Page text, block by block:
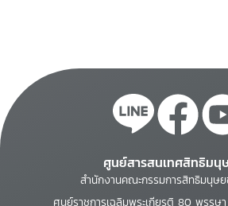
ศูนย์สารสนเทศสิทธิมนุ
สำนักงานคณะกรรมการสิทธิมนุษ
ศูนย์ราชการเฉลิมพระเกียรติ 80 พรรษ